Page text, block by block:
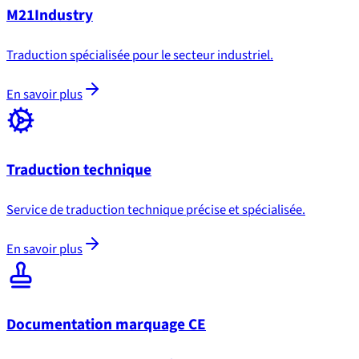
M21Industry
Traduction spécialisée pour le secteur industriel.
En savoir plus
Traduction technique
Service de traduction technique précise et spécialisée.
En savoir plus
Documentation marquage CE